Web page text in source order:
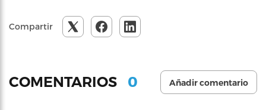
Compartir
COMENTARIOS 0 Añadir comentario